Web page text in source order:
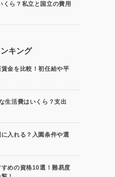
くら？私立と国立の費用
キング
金を比較！初任給や平
生活費はいくら？支出
入れる？入園条件や選
めの資格10選！難易度